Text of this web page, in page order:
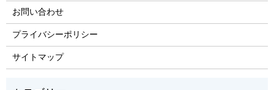
お問い合わせ
プライバシーポリシー
サイトマップ